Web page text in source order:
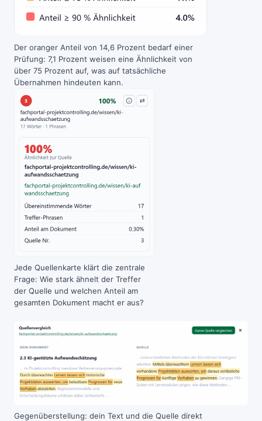
Der oranger Anteil von 14,6 Prozent bedarf einer
Prüfung: 7,1 Prozent weisen eine Ähnlichkeit von
über 75 Prozent auf, was auf tatsächliche
Übernahmen hindeuten kann.
Jede Quellenkarte klärt die zentrale
Frage: Wie stark ähnelt der Treffer
der Quelle und welchen Anteil am
gesamten Dokument macht er aus?
Gegenüberstellung: dein Text und die Quelle direkt